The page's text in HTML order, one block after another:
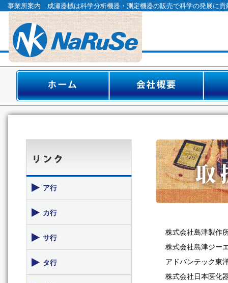
事業所案内 成瀬器械は科学分析機器・測定機器の販売で科学の発展に貢
株式会社島津製作
株式会社島津ジー
アドバンテック東
株式会社日本医化
ア行
カ行
サ行
タ行